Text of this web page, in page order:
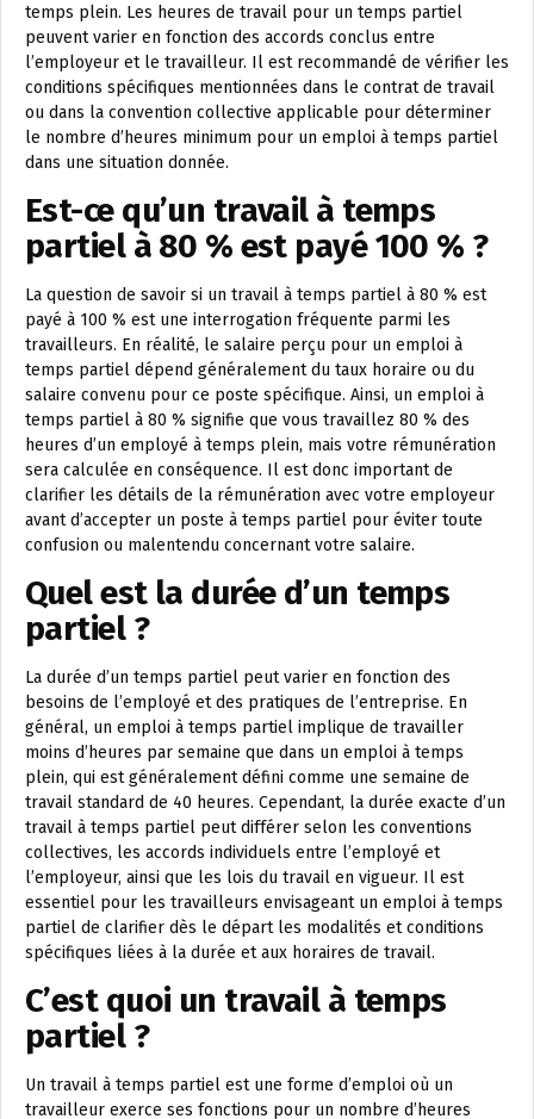
temps plein. Les heures de travail pour un temps partiel
peuvent varier en fonction des accords conclus entre
l’employeur et le travailleur. Il est recommandé de vérifier les
conditions spécifiques mentionnées dans le contrat de travail
ou dans la convention collective applicable pour déterminer
le nombre d’heures minimum pour un emploi à temps partiel
dans une situation donnée.
Est-ce qu’un travail à temps
partiel à 80 % est payé 100 % ?
La question de savoir si un travail à temps partiel à 80 % est
payé à 100 % est une interrogation fréquente parmi les
travailleurs. En réalité, le salaire perçu pour un emploi à
temps partiel dépend généralement du taux horaire ou du
salaire convenu pour ce poste spécifique. Ainsi, un emploi à
temps partiel à 80 % signifie que vous travaillez 80 % des
heures d’un employé à temps plein, mais votre rémunération
sera calculée en conséquence. Il est donc important de
clarifier les détails de la rémunération avec votre employeur
avant d’accepter un poste à temps partiel pour éviter toute
confusion ou malentendu concernant votre salaire.
Quel est la durée d’un temps
partiel ?
La durée d’un temps partiel peut varier en fonction des
besoins de l’employé et des pratiques de l’entreprise. En
général, un emploi à temps partiel implique de travailler
moins d’heures par semaine que dans un emploi à temps
plein, qui est généralement défini comme une semaine de
travail standard de 40 heures. Cependant, la durée exacte d’un
travail à temps partiel peut différer selon les conventions
collectives, les accords individuels entre l’employé et
l’employeur, ainsi que les lois du travail en vigueur. Il est
essentiel pour les travailleurs envisageant un emploi à temps
partiel de clarifier dès le départ les modalités et conditions
spécifiques liées à la durée et aux horaires de travail.
C’est quoi un travail à temps
partiel ?
Un travail à temps partiel est une forme d’emploi où un
travailleur exerce ses fonctions pour un nombre d’heures